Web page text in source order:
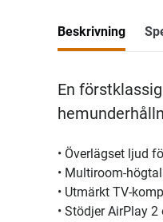
Beskrivning
En
• Överlägset ljud
• Multiroom-
• Utmärkt TV-
• Stödjer AirPlay